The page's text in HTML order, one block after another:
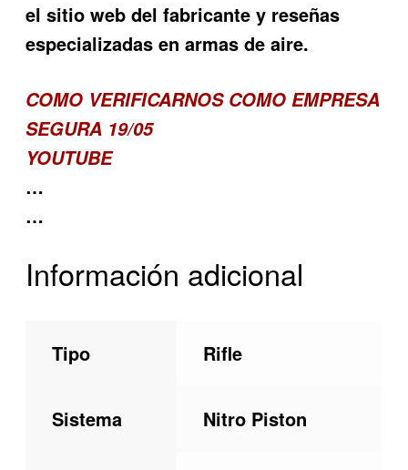
el sitio web del fabricante y reseñas
especializadas en armas de aire.
COMO VERIFICARNOS COMO EMPRESA
SEGURA 19/05
YOUTUBE
…
…
Información adicional
Tipo Rifle
Sistema Nitro Piston